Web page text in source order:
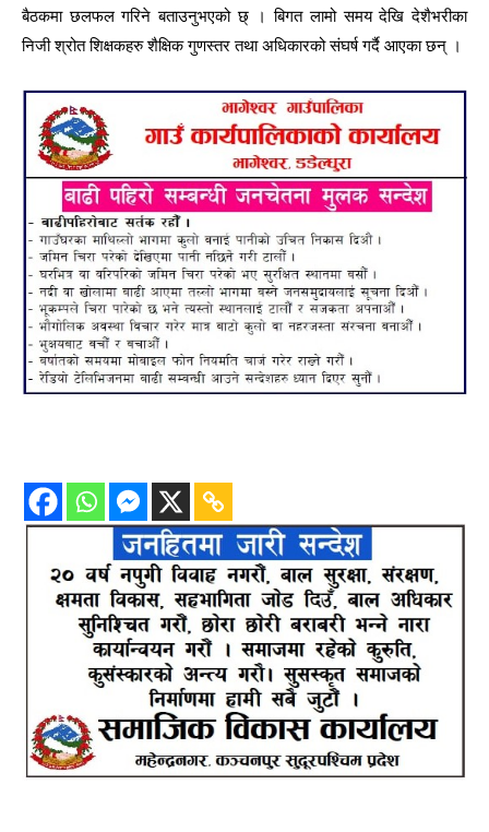
बैठकमा छलफल गरिने बताउनुभएको छ् । बिगत लामो समय देखि देशैभरीका
निजी श्रोत शिक्षकहरु शैक्षिक गुणस्तर तथा अधिकारको संघर्ष गर्दै आएका छन् ।